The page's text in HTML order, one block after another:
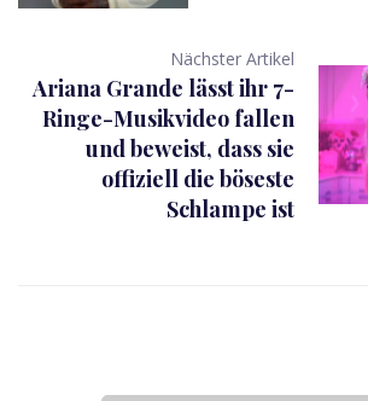
Nächster Artikel
Ariana Grande lässt ihr 7-
Ringe-Musikvideo fallen
und beweist, dass sie
offiziell die böseste
Schlampe ist